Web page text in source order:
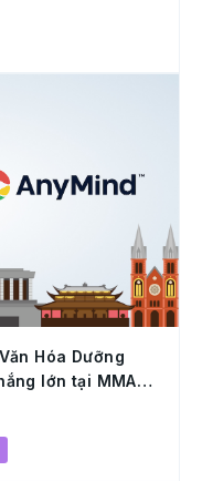
Hóa Dưỡng
lớn tại MMA